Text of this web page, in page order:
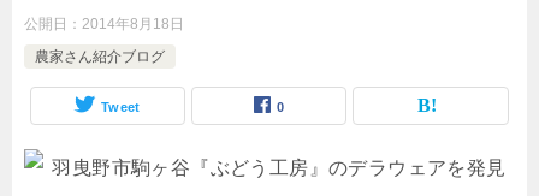
公開日： 2014年8月18日
農家さん紹介ブログ
Tweet 0